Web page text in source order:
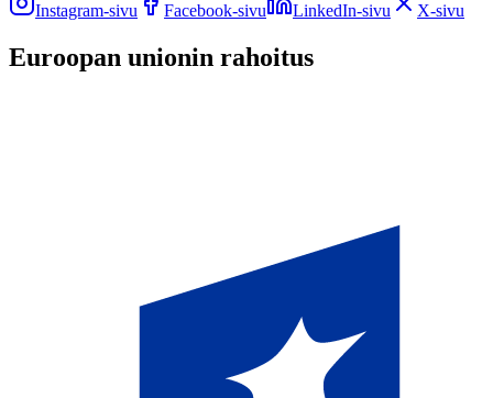
Instagram-sivu
Facebook-sivu LinkedIn-sivu X-sivu
Euroopan unionin rahoitus